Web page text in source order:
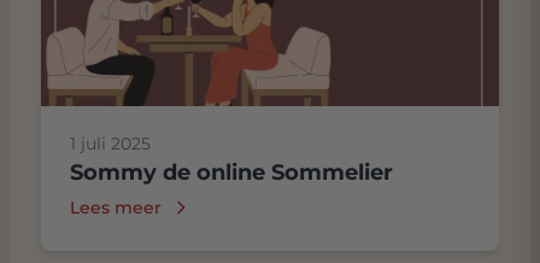
1 juli 2025
Sommy de online Sommelier
Lees meer